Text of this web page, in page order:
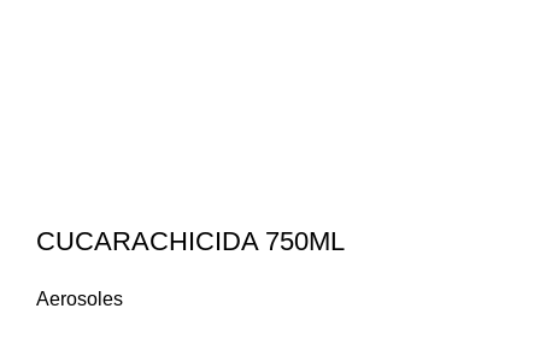
CUCARACHICIDA 750ML
Aerosoles